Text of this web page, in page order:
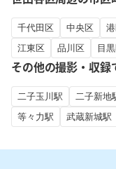
千代田区 中央区
江東区
品川区 目
その他の撮影・収録
二子玉川駅 二子新地
等々力駅
武蔵新城駅